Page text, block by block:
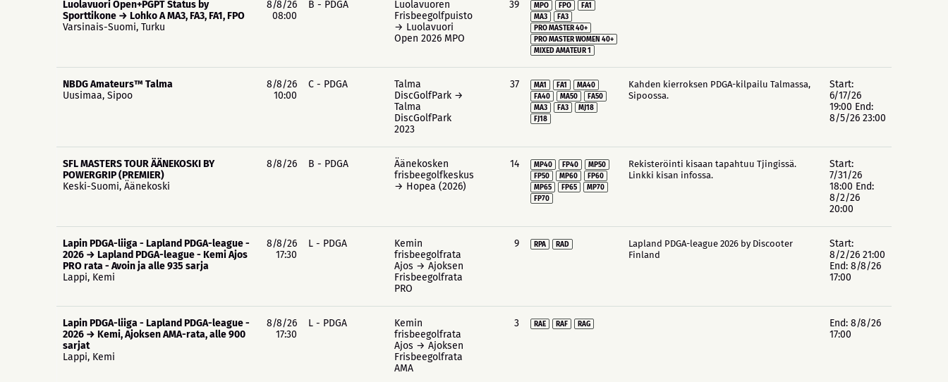
Luolavuori Open+PGPT Status by
Sporttikone → Lohko A MA3, FA3, FA1, FPO
Varsinais-Suomi, Turku
8/8/26
08:00
B - PDGA
Luolavuoren
Frisbeegolfpuisto
→ Luolavuori
Open 2026 MPO
39 MPO FPO
FA1
MA3
FA3
PRO MASTER 40+
PRO MASTER WOMEN 40+
MIXED AMATEUR 1
NBDG Amateurs™ Talma
Uusimaa, Sipoo
8/8/26
10:00
C - PDGA
Talma
DiscGolfPark →
Talma
DiscGolfPark
2023
37 MA1 FA1
MA40
FA40
MA50
FA50
MA3
FA3
MJ18
FJ18
Kahden kierroksen PDGA-kilpailu Talmassa,
Sipoossa.
Start:
6/17/26
19:00 End:
8/5/26 23:00
SFL MASTERS TOUR ÄÄNEKOSKI BY
POWERGRIP (PREMIER)
Keski-Suomi, Äänekoski
8/8/26 B - PDGA
Äänekosken
frisbeegolfkeskus
→ Hopea (2026)
14 MP40 FP40
MP50
FP50
MP60
FP60
MP65
FP65
MP70
FP70
Rekisteröinti kisaan tapahtuu Tjingissä.
Linkki kisan infossa.
Start:
7/31/26
18:00 End:
8/2/26
20:00
Lapin PDGA-liiga - Lapland PDGA-league -
2026 → Lapland PDGA-league - Kemi Ajos
PRO rata - Avoin ja alle 935 sarja
Lappi, Kemi
8/8/26
17:30
L - PDGA
Kemin
frisbeegolfrata
Ajos → Ajoksen
Frisbeegolfrata
PRO
9 RPA RAD
Lapland PDGA-league 2026 by Discooter
Finland
Start:
8/2/26 21:00
End: 8/8/26
17:00
Lapin PDGA-liiga - Lapland PDGA-league -
2026 → Kemi, Ajoksen AMA-rata, alle 900
sarjat
Lappi, Kemi
8/8/26
17:30
L - PDGA
Kemin
frisbeegolfrata
Ajos → Ajoksen
Frisbeegolfrata
AMA
3 RAE RAF RAG
End: 8/8/26
17:00